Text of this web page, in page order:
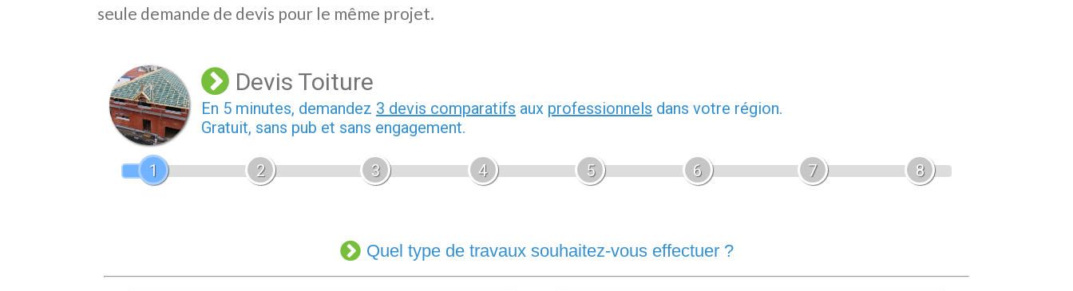
seule demande de devis pour le même projet.
Devis Toiture
En 5 minutes, demandez 3 devis comparatifs aux professionnels dans votre région.
Gratuit, sans pub et sans engagement.
1 2 3 4 5 6 7 8
Quel type de travaux souhaitez-vous effectuer ?